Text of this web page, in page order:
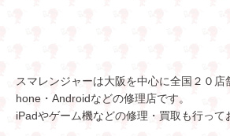
スマレンジャーは大阪を中心に全国２０
hone・Androidなどの修理店です。
iPadやゲーム機などの修理・買取も行って